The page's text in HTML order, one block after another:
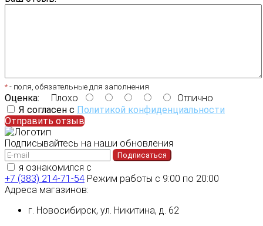
* - поля, обязательные для заполнения
Оценка: Плохо
Отлично
Я согласен с Политикой конфиденциальности
Отправить отзыв
Подписывайтесь на наши обновления
Подписаться
я ознакомился с
+7 (383) 214-71-54 Режим работы с 9:00 по 20:00
Адреса магазинов:
г. Новосибирск, ул. Никитина, д. 62